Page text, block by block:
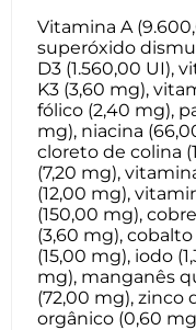
Vitamina A
superóxido
D3 (1.560,00 UI),
K3 (3,60 mg),
fólico (2,40 mg),
mg), niacina
cloreto de colina
(7,20 mg),
(12,00 mg),
(150,00 mg),
(3,60 mg),
(15,00 mg), iodo
mg), manganês
(72,00 mg), zinco
orgânico (0,60